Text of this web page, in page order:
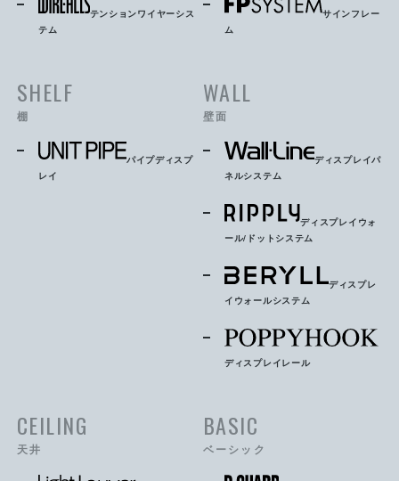
テンションワイヤーシス
テム
サインフレー
ム
SHELF
棚
パイプディスプ
レイ
WALL
壁面
ディスプレイパ
ネルシステム
ディスプレイウォ
ール/ドットシステム
ディスプレ
イウォールシステム
ディスプレイレール
CEILING
天井
BASIC
ベーシック